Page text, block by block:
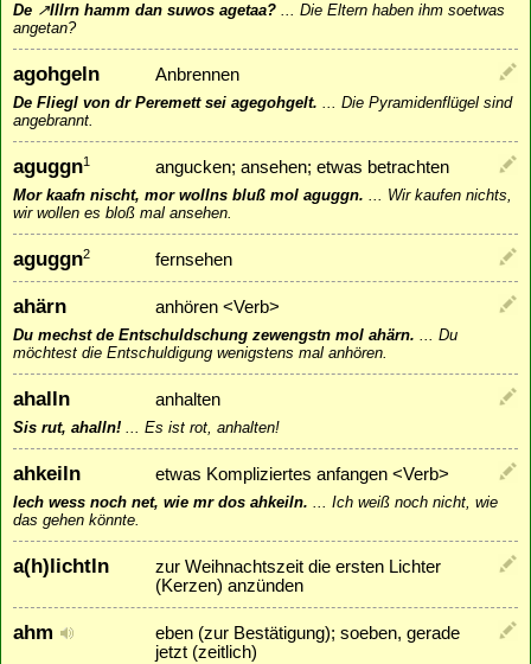
De ↗Illrn hamm dan suwos agetaa? ... Die Eltern haben ihm soetwas
angetan?
agohgeln Anbrennen
De Fliegl von dr Peremett sei agegohgelt. ... Die Pyramidenflügel sind
angebrannt.
aguggn1 angucken; ansehen; etwas betrachten
Mor kaafn nischt, mor wollns bluß mol aguggn. ... Wir kaufen nichts,
wir wollen es bloß mal ansehen.
aguggn2 fernsehen
ahärn anhören <Verb>
Du mechst de Entschuldschung zewengstn mol ahärn. ... Du
möchtest die Entschuldigung wenigstens mal anhören.
ahalln anhalten
Sis rut, ahalln! ... Es ist rot, anhalten!
ahkeiln etwas Kompliziertes anfangen <Verb>
Iech wess noch net, wie mr dos ahkeiln. ... Ich weiß noch nicht, wie
das gehen könnte.
a(h)lichtln
zur Weihnachtszeit die ersten Lichter
(Kerzen) anzünden
ahm
eben (zur Bestätigung); soeben, gerade
jetzt (zeitlich)